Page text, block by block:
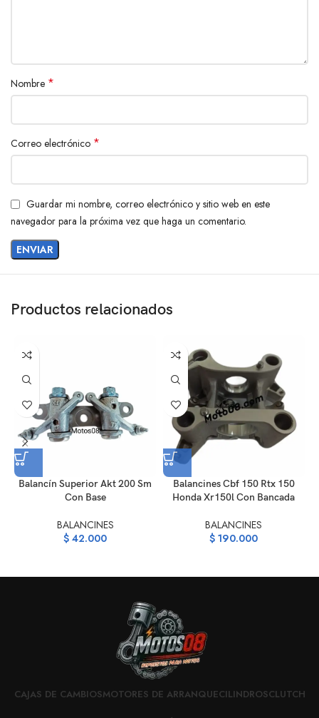
Nombre *
Correo electrónico *
Guardar mi nombre, correo electrónico y sitio web en este
navegador para la próxima vez que haga un comentario.
Productos relacionados
Balancín Superior Akt 200 Sm
Con Base
BALANCINES
$ 42.000
Balancines Cbf 150 Rtx 150
Honda Xr150l Con Bancada
BALANCINES
$ 190.000
CAJAS DE CAMBIOSMOTORES DE ARRANQUECILINDROSCLUTCH